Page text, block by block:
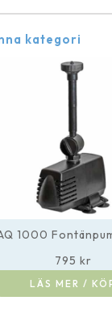
kategori
1000
795 kr
LÄS MER /